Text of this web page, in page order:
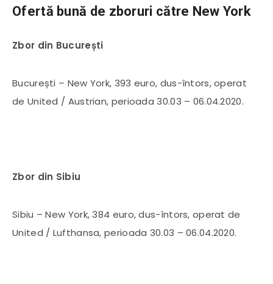
Ofertă bună de zboruri către New York
Zbor din București
București – New York, 393 euro, dus-întors, operat
de United / Austrian, perioada 30.03 – 06.04.2020.
Zbor din Sibiu
Sibiu – New York, 384 euro, dus-întors, operat de
United / Lufthansa, perioada 30.03 – 06.04.2020.